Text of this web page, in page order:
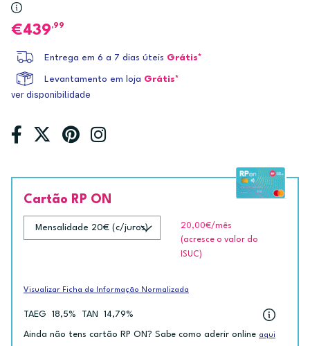
439,99
Entrega em 6 a 7 dias úteis Grátis*
Levantamento em loja Grátis*
ver disponibilidade
Cartão RP ON
20,00€/mês
(acresce o valor do
ISUC)
Visualizar Ficha de Informação Normalizada
TAEG 18,5% TAN 14,79%
Ainda não tens cartão RP ON? Sabe como aderir online aqui